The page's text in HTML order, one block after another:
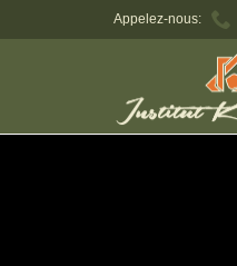
Appelez-nous: 